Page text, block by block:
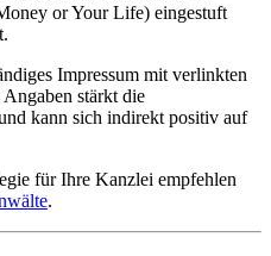
or Your Life) eingestuft
Impressum mit verlinkten
stärkt die
kann sich indirekt positiv auf
für Ihre Kanzlei empfehlen
.